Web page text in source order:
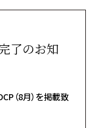
了のお知
（8月）を掲載致